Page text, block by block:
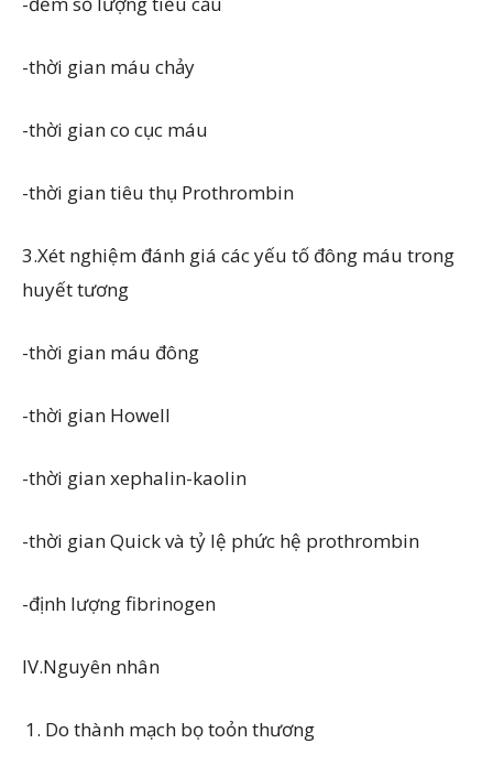
-thời gian máu chảy
-thời gian co cục máu
-thời gian tiêu thụ Prothrombin
3.Xét nghiệm đánh giá các yếu tố đông máu trong
huyết tương
-thời gian máu đông
-thời gian Howell
-thời gian xephalin-kaolin
-thời gian Quick và tỷ lệ phức hệ prothrombin
-định lượng fibrinogen
IV.Nguyên nhân
Do thành mạch bọ toỏn thương